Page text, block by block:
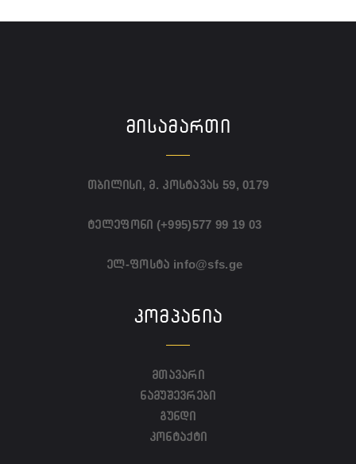
ᲛᲘᲡᲐᲛᲐᲠᲗᲘ
თბილისი, მ. კოსტავას 59, 0179
ტელეფონი (+995)577 99 19 03
ელ-ფოსტა info@sfs.ge
ᲙᲝᲛᲞᲐᲜᲘᲐ
მთავარი
ნამუშევრები
გუნდი
კონტაქტი